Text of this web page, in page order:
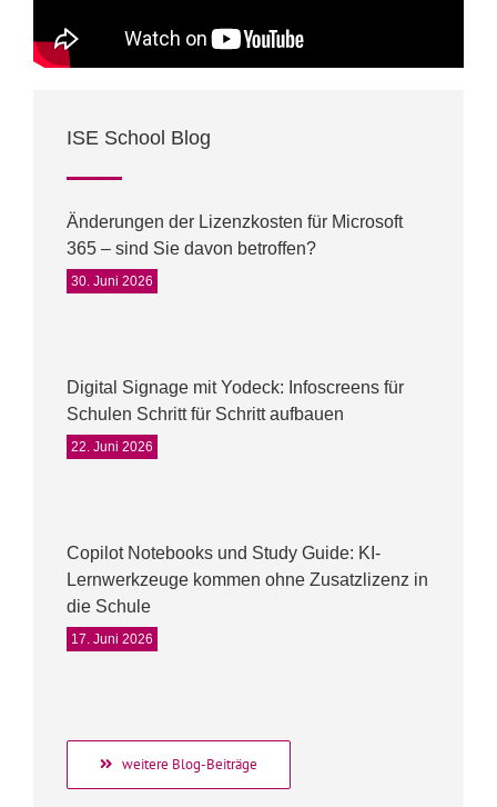
ISE School Blog
Änderungen der Lizenzkosten für Microsoft
365 – sind Sie davon betroffen?
30. Juni 2026
Digital Signage mit Yodeck: Infoscreens für
Schulen Schritt für Schritt aufbauen
22. Juni 2026
Copilot Notebooks und Study Guide: KI-
Lernwerkzeuge kommen ohne Zusatzlizenz in
die Schule
17. Juni 2026
weitere Blog-Beiträge